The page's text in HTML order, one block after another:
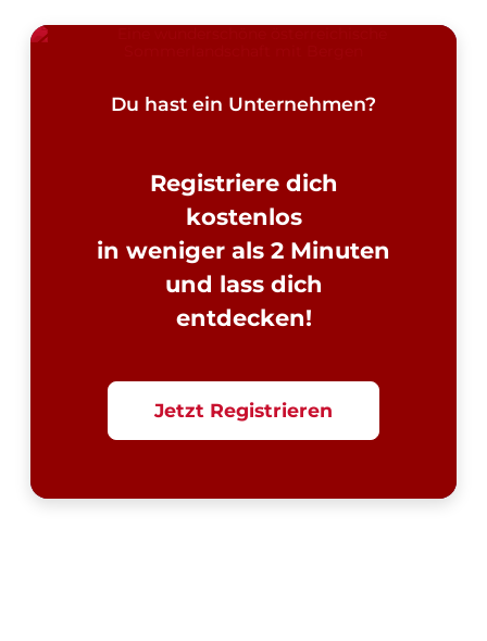
Du hast ein Unternehmen?
Registriere dich
kostenlos
in weniger als 2 Minuten
und lass dich
entdecken!
Jetzt Registrieren